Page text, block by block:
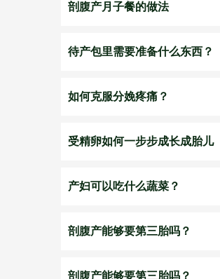
剖腹产月子餐的做法
待产包里需要准备什么东西？
如何克服分娩疼痛？
受精卵如何一步步成长成胎儿
产妇可以吃什么蔬菜？
剖腹产能够要第三胎吗？
剖腹产能够要第三胎吗？